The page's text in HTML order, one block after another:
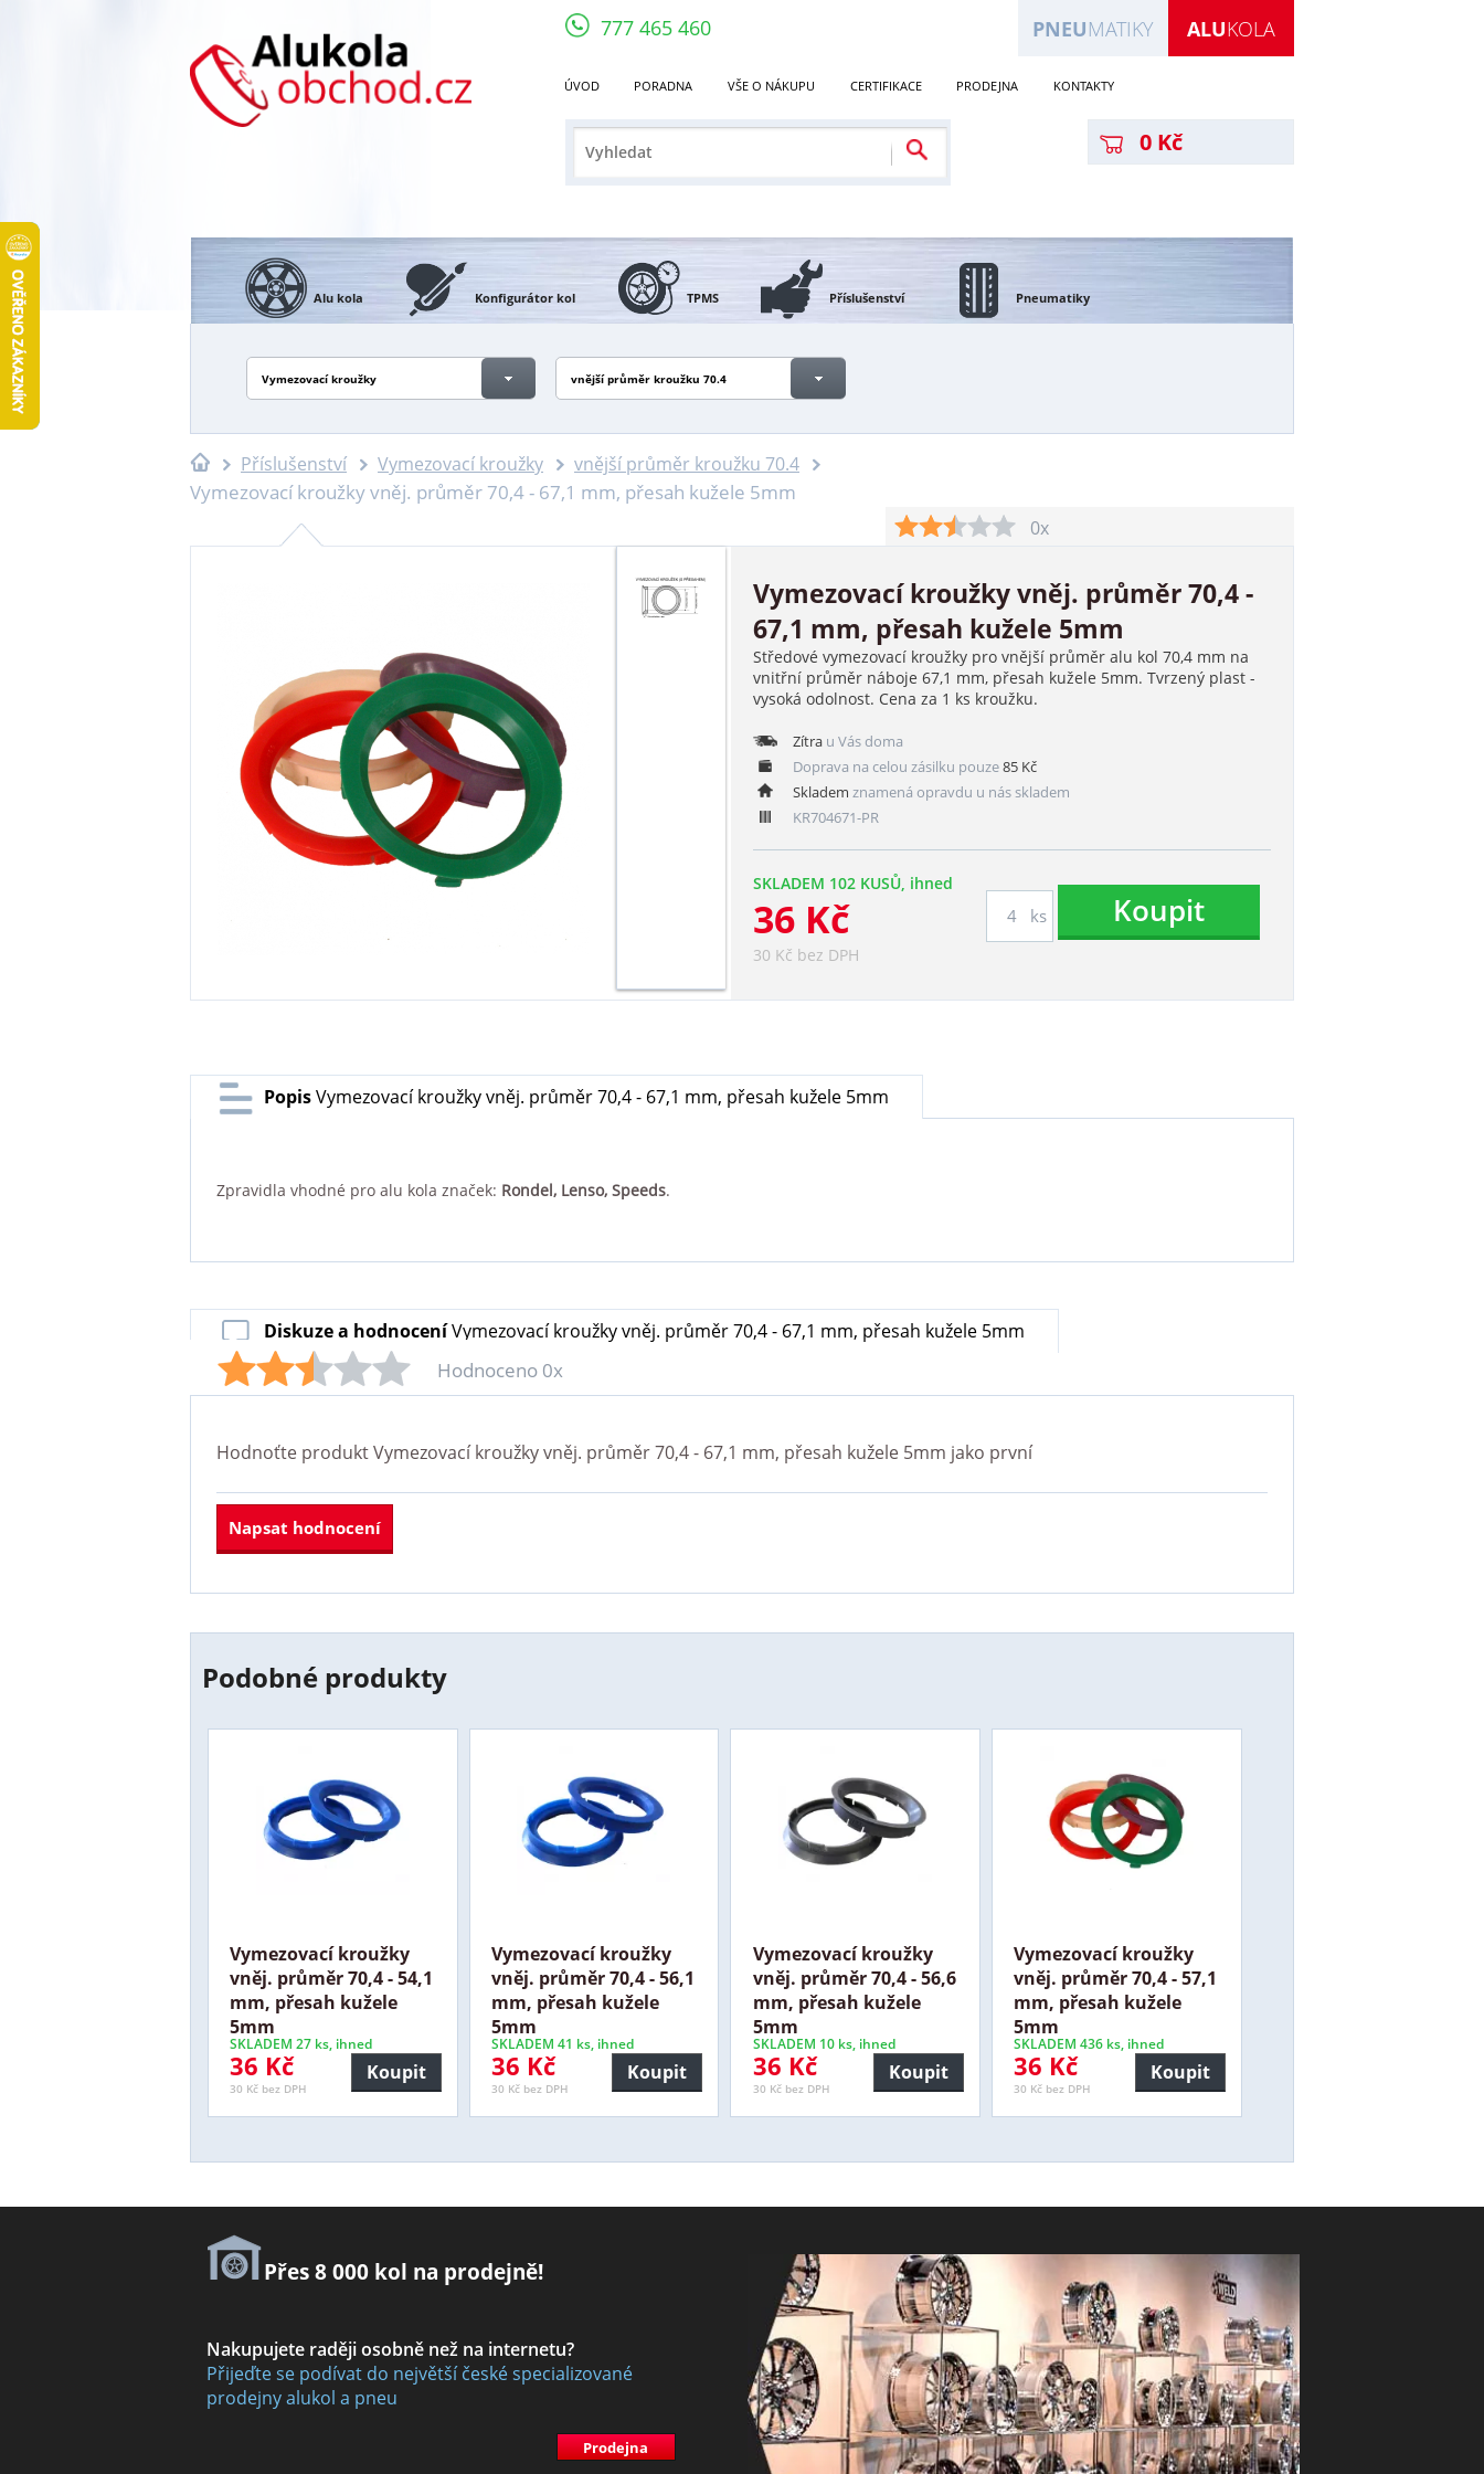
777 465 460 ALUKOLA
PNEUMATIKY
ÚVOD PORADNA VŠE O NÁKUPU CERTIFIKACE PRODEJNA KONTAKTY
0 Kč
Alu kola Konfigurátor kol TPMS Příslušenství Pneumatiky
Vymezovací kroužky vnější průměr kroužku 70.4
Příslušenství Vymezovací kroužky vnější průměr kroužku 70.4
Vymezovací kroužky vněj. průměr 70,4 - 67,1 mm, přesah kužele 5mm
0x
Vymezovací kroužky vněj. průměr 70,4 -
67,1 mm, přesah kužele 5mm
Středové vymezovací kroužky pro vnější průměr alu kol 70,4 mm na
vnitřní průměr náboje 67,1 mm, přesah kužele 5mm. Tvrzený plast -
vysoká odolnost. Cena za 1 ks kroužku.
Zítra u Vás doma
Doprava na celou zásilku pouze85 Kč
Skladem znamená opravdu u nás skladem
KR704671-PR
SKLADEM 102 KUSŮ, ihned
36 Kč
30 Kč bez DPH
ks Koupit
PopisVymezovací kroužky vněj. průměr 70,4 - 67,1 mm, přesah kužele 5mm
Zpravidla vhodné pro alu kola značek: Rondel, Lenso, Speeds.
Diskuze a hodnoceníVymezovací kroužky vněj. průměr 70,4 - 67,1 mm, přesah kužele 5mm
Hodnoceno 0x
Hodnoťte produktVymezovací kroužky vněj. průměr 70,4 - 67,1 mm, přesah kužele 5mm jako první
Napsat hodnocení
Podobné produkty
Vymezovací kroužky
vněj. průměr 70,4 - 54,1
mm, přesah kužele
5mm
SKLADEM 27 ks, ihned
36 Kč
30 Kč bez DPH
Koupit
Vymezovací kroužky
vněj. průměr 70,4 - 56,1
mm, přesah kužele
5mm
SKLADEM 41 ks, ihned
36 Kč
30 Kč bez DPH
Koupit
Vymezovací kroužky
vněj. průměr 70,4 - 56,6
mm, přesah kužele
5mm
SKLADEM 10 ks, ihned
36 Kč
30 Kč bez DPH
Koupit
Vymezovací kroužky
vněj. průměr 70,4 - 57,1
mm, přesah kužele
5mm
SKLADEM 436 ks, ihned
36 Kč
30 Kč bez DPH
Koupit
Přes 8 000 kol na prodejně!
Nakupujete raději osobně než na internetu?
Přijeďte se podívat do největší české specializované
prodejny alukol a pneu
Prodejna